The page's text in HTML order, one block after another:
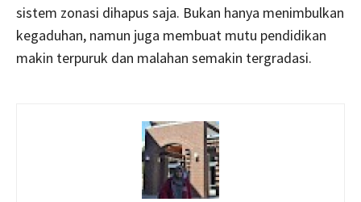
sistem zonasi dihapus saja. Bukan hanya menimbulkan
kegaduhan, namun juga membuat mutu pendidikan
makin terpuruk dan malahan semakin tergradasi.